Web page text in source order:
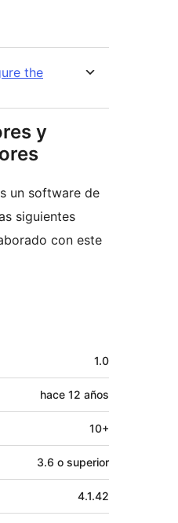
the
y
un software de
siguientes
con este
1.0
hace 12 años
10+
3.6 o superior
4.1.42